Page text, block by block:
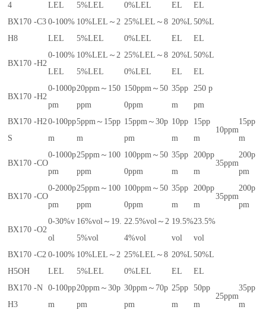
4
LEL
5%LEL
0%LEL
EL
EL
BX170 -C3
H8
0-100%
LEL
10%LEL～2
5%LEL
25%LEL～8
0%LEL
20%L
EL
50%L
EL
BX170 -H2
0-100%
LEL
10%LEL～2
5%LEL
25%LEL～8
0%LEL
20%L
EL
50%L
EL
BX170 -H2
0-1000p
pm
20ppm～150
ppm
150ppm～50
0ppm
35pp
m
250 p
pm
BX170 -H2
S
0-100pp
m
5ppm～15pp
m
15ppm～30p
pm
10pp
m
15pp
m
10ppm
15pp
m
BX170 -CO
0-1000p
pm
25ppm～100
ppm
100ppm～50
0ppm
35pp
m
200pp
m
35ppm
200p
pm
BX170 -CO
0-2000p
pm
25ppm～100
ppm
100ppm～50
0ppm
35pp
m
200pp
m
35ppm
200p
pm
BX170 -O2
0-30%v
ol
16%vol～19.
5%vol
22.5%vol～2
4%vol
19.5%
vol
23.5%
vol
BX170 -C2
H5OH
0-100%
LEL
10%LEL～2
5%LEL
25%LEL～8
0%LEL
20%L
EL
50%L
EL
BX170 -N
H3
0-100pp
m
20ppm～30p
pm
30ppm～70p
pm
25pp
m
50pp
m
25ppm
35pp
m